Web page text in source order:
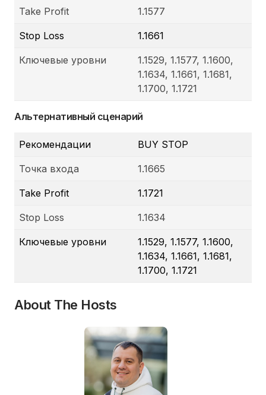
Take Profit 1.1577
Stop Loss 1.1661
Ключевые уровни
1.1529, 1.1577, 1.1600,
1.1634, 1.1661, 1.1681,
1.1700, 1.1721
Альтернативный сценарий
Рекомендации BUY STOP
Точка входа 1.1665
Take Profit 1.1721
Stop Loss 1.1634
Ключевые уровни
1.1529, 1.1577, 1.1600,
1.1634, 1.1661, 1.1681,
1.1700, 1.1721
About The Hosts